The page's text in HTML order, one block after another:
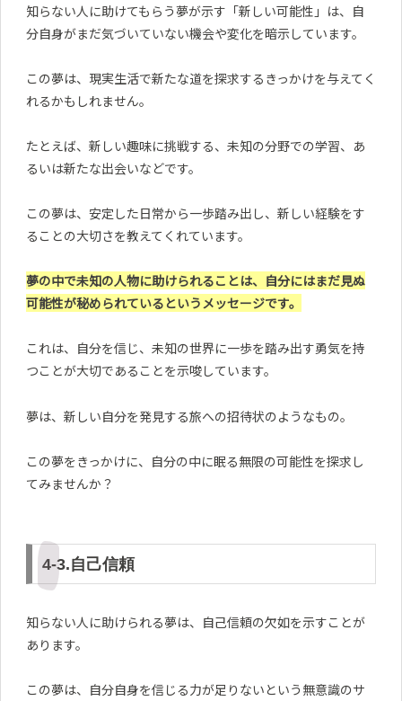
知らない人に助けてもらう夢が示す「新しい可能性」は、自
分自身がまだ気づいていない機会や変化を暗示しています。
この夢は、現実生活で新たな道を探求するきっかけを与えてく
れるかもしれません。
たとえば、新しい趣味に挑戦する、未知の分野での学習、あ
るいは新たな出会いなどです。
この夢は、安定した日常から一歩踏み出し、新しい経験をす
ることの大切さを教えてくれています。
夢の中で未知の人物に助けられることは、自分にはまだ見ぬ
可能性が秘められているというメッセージです。
これは、自分を信じ、未知の世界に一歩を踏み出す勇気を持
つことが大切であることを示唆しています。
夢は、新しい自分を発見する旅への招待状のようなもの。
この夢をきっかけに、自分の中に眠る無限の可能性を探求し
てみませんか？
4-3.自己信頼
知らない人に助けられる夢は、自己信頼の欠如を示すことが
あります。
この夢は、自分自身を信じる力が足りないという無意識のサ